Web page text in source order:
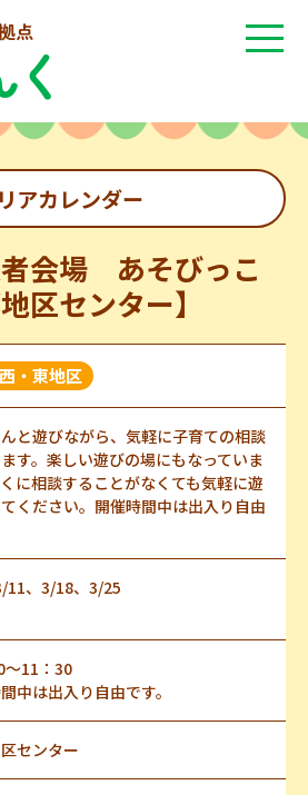
アカレンダー
会場 あそびっこ
区センター】
・東地区
と遊びながら、気軽に子育ての相談
す。楽しい遊びの場にもなっていま
に相談することがなくても気軽に遊
ください。開催時間中は出入り自由
11、3/18、3/25
～11：30
中は出入り自由です。
センター